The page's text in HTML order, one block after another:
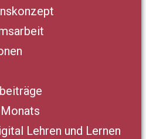
Lehren und Lernen